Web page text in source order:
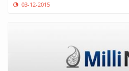
03-12-2015